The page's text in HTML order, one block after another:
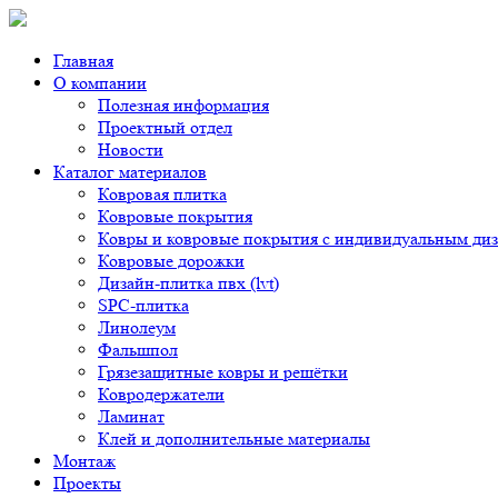
Главная
О компании
Полезная информация
Проектный отдел
Новости
Каталог материалов
Ковровая плитка
Ковровые покрытия
Ковры и ковровые покрытия с индивидуальным
Ковровые дорожки
Дизайн-плитка пвх (lvt)
SPC-плитка
Линолеум
Фальшпол
Грязезащитные ковры и решётки
Ковродержатели
Ламинат
Клей и дополнительные материалы
Монтаж
Проекты